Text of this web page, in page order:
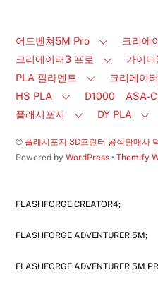
어드벤쳐5M Pro
크리에
크리에이터3 프로
가이
PLA 필라멘트
크리에이
HS PLA
D1000 ASA-
플래시포지
DY PLA
© 플래시포지 3D프린터 공식판매사
Powered byWordPress •Themify
FLASHFORGE CREATOR4;
FLASHFORGE ADVENTURER 5M;
FLASHFORGE ADVENTURER 5M